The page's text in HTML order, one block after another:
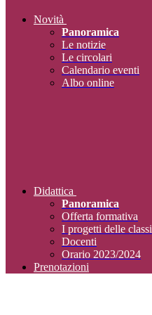
Novità
Panoramica
Le notizie
Le circolari
Calendario eventi
Albo online
Didattica
Panoramica
Offerta formativa
I progetti delle classi
Docenti
Orario 2023/2024
Prenotazioni